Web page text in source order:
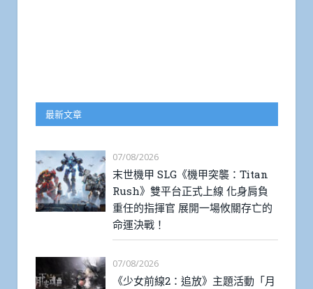
最新文章
07/08/2026
末世機甲 SLG《機甲突襲：Titan
Rush》雙平台正式上線 化身肩負
重任的指揮官 展開一場攸關存亡的
命運決戰！
07/08/2026
《少女前線2：追放》主題活動「月